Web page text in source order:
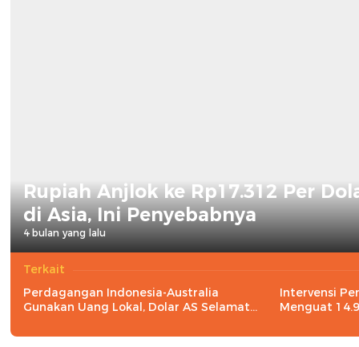
Rupiah Anjlok ke Rp17.312 Per
di Asia, Ini Penyebabnya
4 bulan yang lalu
Terkait
Perdagangan Indonesia-Australia
Gunakan Uang Lokal, Dolar AS Selamat
Intervensi
Menguat